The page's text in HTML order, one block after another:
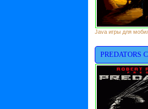
Java игры для